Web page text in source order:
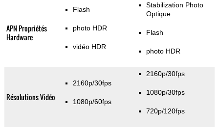
APN Propriétés
Hardware
Flash
photo HDR
vidéo HDR
Stabilization Photo
Optique
Flash
photo HDR
Résolutions Vidéo
2160p/30fps
1080p/60fps
2160p/30fps
1080p/30fps
720p/120fps